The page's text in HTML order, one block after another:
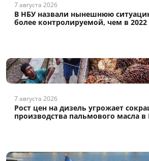
7 августа 2026
В НБУ назвали нынешнюю
более контролируемой, чем в 2022
7 августа 2026
Рост цен на дизель угрожает
производства пальмового масла